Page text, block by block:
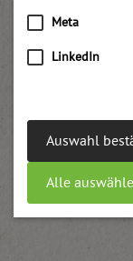
Meta
LinkedIn
Auswahl
Alle